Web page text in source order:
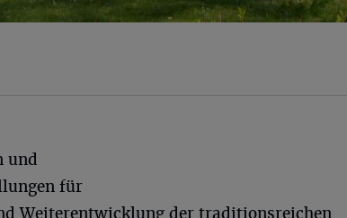
und
für
Weiterentwicklung der traditionsreichen